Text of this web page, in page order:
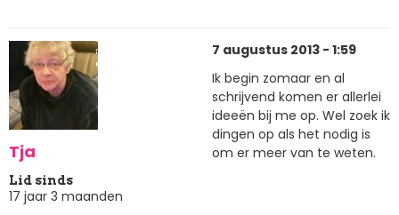
Tja
Lid sinds
17 jaar 3 maanden
7 augustus 2013 - 1:59
Ik begin zomaar en al
schrijvend komen er allerlei
ideeën bij me op. Wel zoek ik
dingen op als het nodig is
om er meer van te weten.